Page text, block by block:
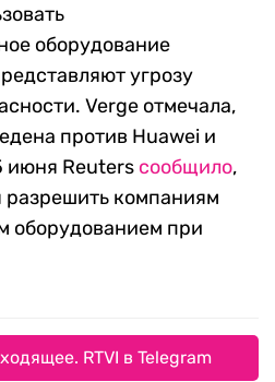
оборудование
угрозу
Verge отмечала,
против Huawei и
июня Reuters сообщило,
компаниям
оборудованием при
RTVI в Telegram